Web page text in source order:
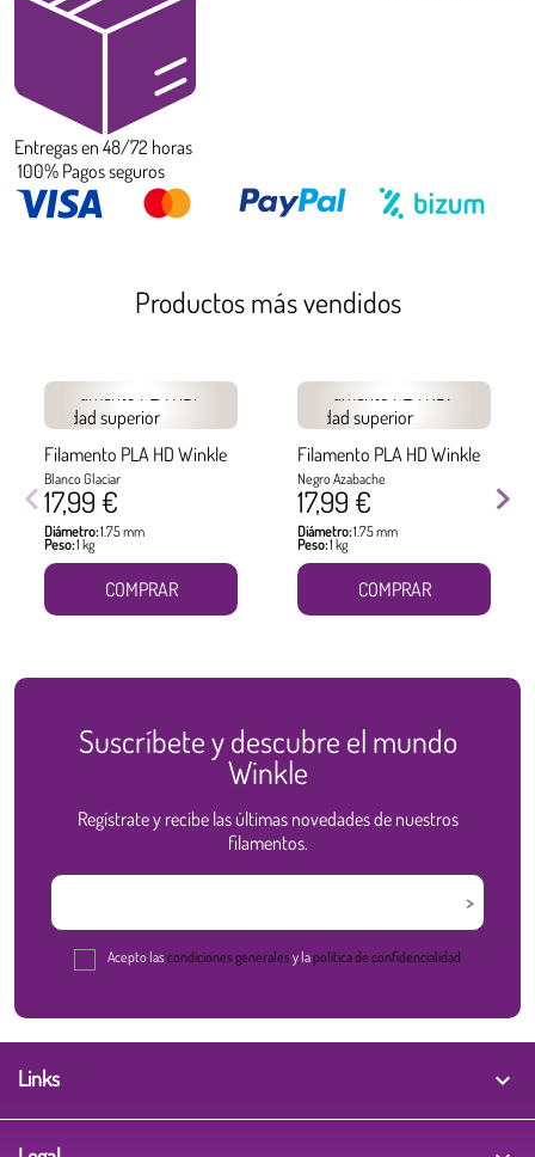
Entregas en 48/72 horas
100% Pagos seguros
Productos más vendidos
Filamento PLA HD Winkle
Blanco Glaciar
17,99 €
Diámetro:1.75 mm
Peso:1 kg
COMPRAR
Filamento PLA HD Winkle
Negro Azabache
17,99 €
Diámetro:1.75 mm
Peso:1 kg
COMPRAR
Suscríbete y descubre el mundo
Winkle
Regístrate y recibe las últimas novedades de nuestros
filamentos.
Acepto lascondiciones generales y lapolítica de confidencialidad
Links 